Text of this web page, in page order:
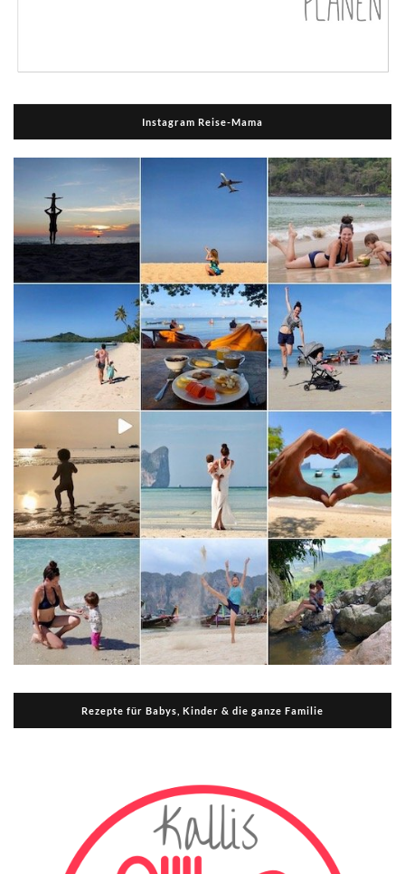
Instagram Reise-Mama
Rezepte für Babys, Kinder & die ganze Familie